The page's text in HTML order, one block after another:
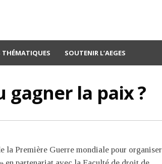
THÉMATIQUES SOUTENIR L’AEGES
gagner la paix ?
la Première Guerre mondiale pour organiser